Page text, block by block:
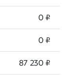
0 ₽
0 ₽
87 230 ₽